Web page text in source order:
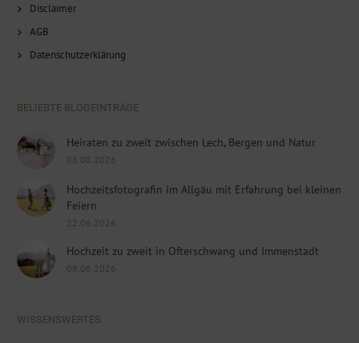
Disclaimer
AGB
Datenschutzerklärung
BELIEBTE BLOGEINTRÄGE
Heiraten zu zweit zwischen Lech, Bergen und Natur
08.08.2026
Hochzeitsfotografin im Allgäu mit Erfahrung bei kleinen
Feiern
22.06.2026
Hochzeit zu zweit in Ofterschwang und Immenstadt
09.06.2026
WISSENSWERTES